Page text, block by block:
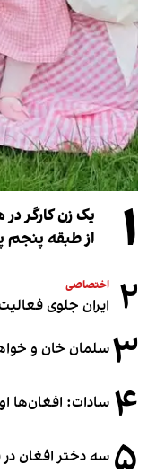
۱
یک زن کارگر
از طبقه پنجم
۲ اختصاصی
ایران جلوی
۳سلمان خان و
۴ سادات: افغان‌ها
۵ سه دختر افغان در